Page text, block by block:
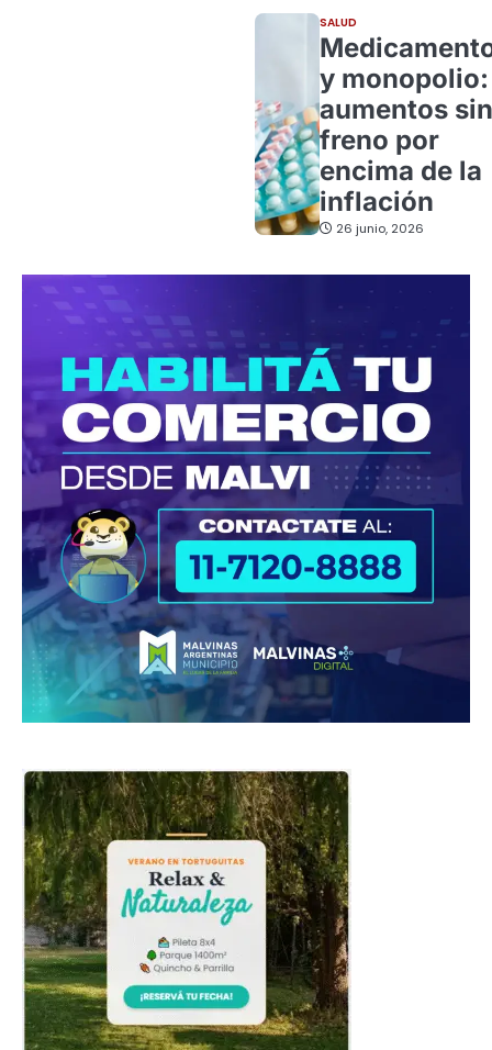
SALUD
y monopolio:
aumentos sin
freno por
encima de la
inflación
26 junio, 2026